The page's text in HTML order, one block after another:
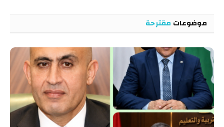
موضوعات مقترحة